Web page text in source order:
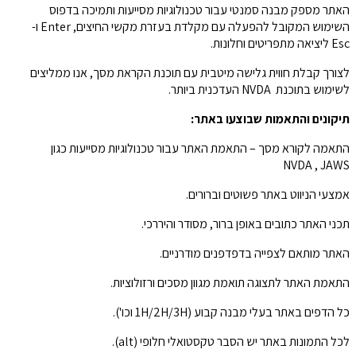
האתר מספק מבנה סמנטי עבור טכנולוגיות מסייעות ותמיכה בדפוס
השימוש המקובל להפעלה עם מקלדת בעזרת מקשי החיצים, Enter ו-
Esc ליציאה מתפריטים וחלונות.
לצורך קבלת חווית גלישה מיטבית עם תוכנת הקראת מסך, אנו ממליצים
לשימוש בתוכנת NVDA העדכנית ביותר.
תיקונים והתאמות שבוצעו באתר:
התאמה לקורא מסך – התאמת האתר עבור טכנולוגיות מסייעות כגון
NVDA , JAWS
אמצעי הניווט באתר פשוטים וברורים.
תכני האתר כתובים באופן ברור, מסודר והיררכי.
האתר מותאם לצפייה בדפדפנים מודרניים.
התאמת האתר לתצוגה תואמת מגוון מסכים ורזולוציות.
כל הדפים באתר בעלי מבנה קבוע (1H/2H/3H וכו').
לכל התמונות באתר יש הסבר טקסטואלי חלופי (alt).